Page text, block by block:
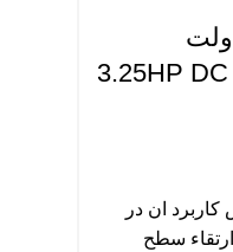
موتور تردمیل 180 ولت
3.25HP
ان در
سطح